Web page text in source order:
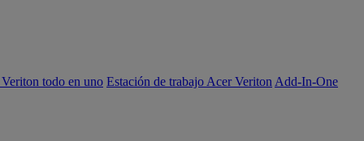
todo en uno Estación de trabajo Acer Veriton Add-In-One